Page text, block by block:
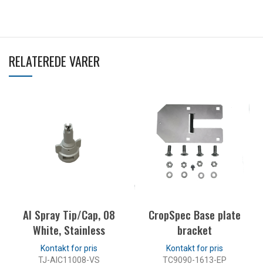
RELATEREDE VARER
AI Spray Tip/Cap, 08
White, Stainless
TJ-AIC11008-VS
CropSpec Base plate
bracket
TC9090-1613-EP